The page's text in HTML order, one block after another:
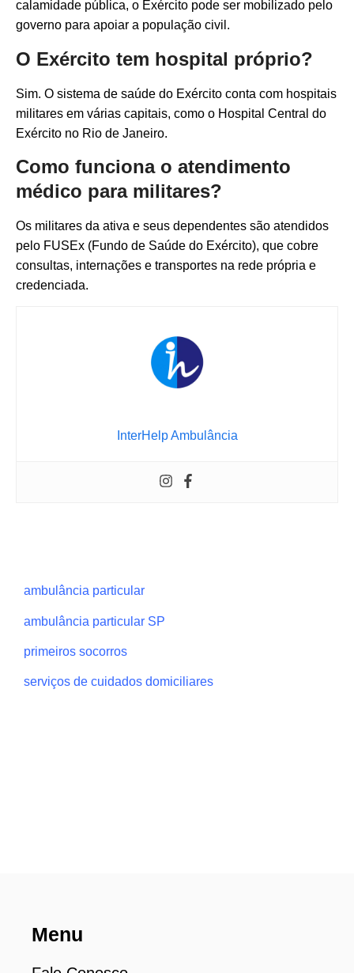
calamidade pública, o Exército pode ser mobilizado pelo
governo para apoiar a população civil.
O Exército tem hospital próprio?
Sim. O sistema de saúde do Exército conta com hospitais
militares em várias capitais, como o Hospital Central do
Exército no Rio de Janeiro.
Como funciona o atendimento
médico para militares?
Os militares da ativa e seus dependentes são atendidos
pelo FUSEx (Fundo de Saúde do Exército), que cobre
consultas, internações e transportes na rede própria e
credenciada.
InterHelp Ambulância
ambulância particular
ambulância particular SP
primeiros socorros
serviços de cuidados domiciliares
Menu